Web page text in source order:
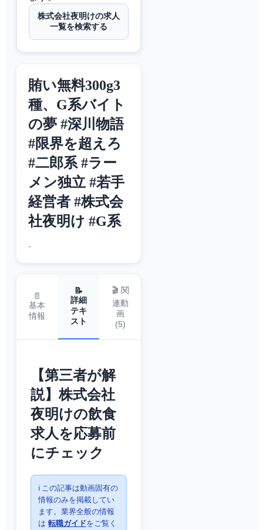
株式会社夜明けの求人
一覧を検索する
賄い無料300g3
種、G系バイト
の夢 #深川物語
#限界を超えろ
#二郎系 #ラー
メン独立 #若手
経営者 #株式会
社夜明け #G系
-
📄
基本
情報
📝
詳細
テキ
スト
🎬 関
連動
画
(5)
【第三者が解
説】株式会社
夜明けの飲食
求人を応募前
にチェック
ℹ️ この記事は動画固有の
情報のみを掲載してい
ます。業界全般の情報
は 転職ガイドをご覧く